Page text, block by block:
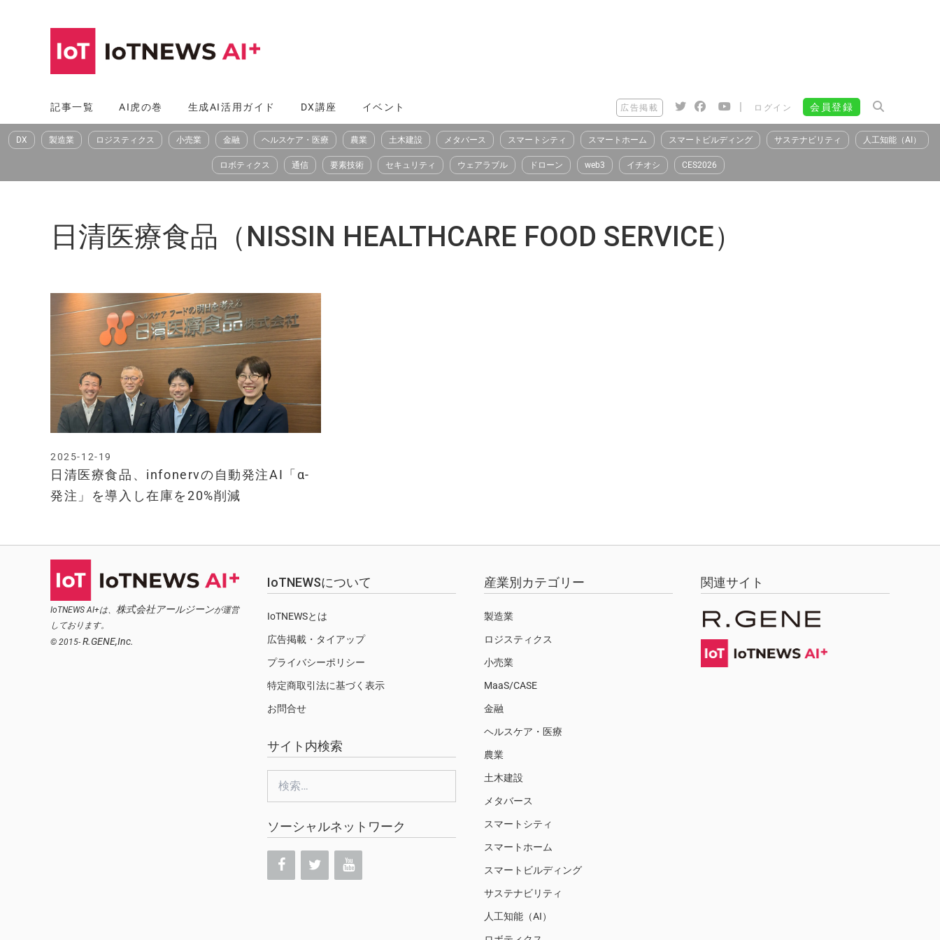
へ
ス
記事一覧 AI虎の巻 生成AI活用ガイド DX講座 イベント 広告掲載 | ログイン 会員登録
DX 製造業 ロジスティクス 小売業 金融 ヘルスケア・医療 農業 土木建設 メタバース スマートシティ スマートホーム スマートビルディング サステナビリティ 人工知能（AI）
ロボティクス 通信 要素技術 セキュリティ ウェアラブル ドローン web3 イチオシ CES2026
日清医療食品（NISSIN HEALTHCARE FOOD SERVICE）
日清医療食品、infonervの自動発注AI「α-
発注」を導入し在庫を20%削減
2025-12-19
IoTNEWS AI+は、 株式会社アールジーンが運営
しております。
© 2015- R.GENE,Inc.
IoTNEWSについて
IoTNEWSとは
広告掲載・タイアップ
プライバシーポリシー
特定商取引法に基づく表示
お問合せ
サイト内検索
ソーシャルネットワーク
産業別カテゴリー
製造業
ロジスティクス
小売業
MaaS/CASE
金融
ヘルスケア・医療
農業
土木建設
メタバース
スマートシティ
スマートホーム
スマートビルディング
サステナビリティ
人工知能（AI）
関連サイト